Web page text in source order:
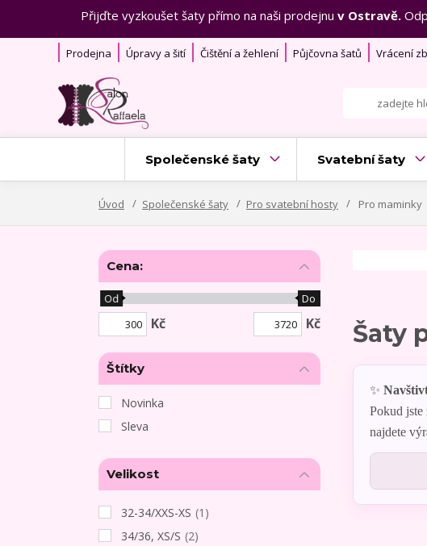
Přijďte vyzkoušet šaty přímo na naši prodejnu v Ostravě.
Prodejna Úpravy a šití Čištění a žehlení Půjčovna šatů Vrácení
Společenské šaty Svatební šaty
Úvod Společenské šaty Pro svatební hosty Pro maminky
Šaty
✨
Pokud jste
najdete
Cena:
Kč
Od Do
Kč
Štítky
Novinka
Sleva
Velikost
32-34/XXS-XS (1)
34/36, XS/S (2)